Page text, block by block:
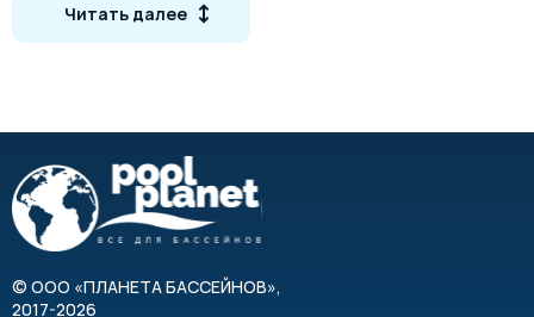
Чертёж композитного бассейна Марсель
Читать далее
© ООО «ПЛАНЕТА БАССЕЙНОВ»,
2017-2026